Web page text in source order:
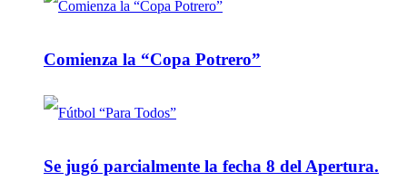
Comienza la “Copa Potrero”
Se jugó parcialmente la fecha 8 del Apertura.